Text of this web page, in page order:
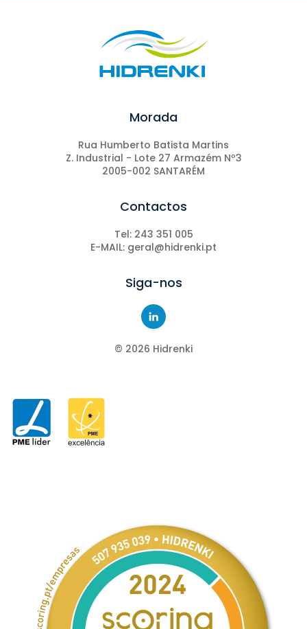
Morada
Rua Humberto Batista Martins
Z. Industrial - Lote 27 Armazém Nº3
2005-002 SANTARÉM
Contactos
Tel: 243 351 005
E-MAIL: geral@hidrenki.pt
Siga-nos
© 2026 Hidrenki